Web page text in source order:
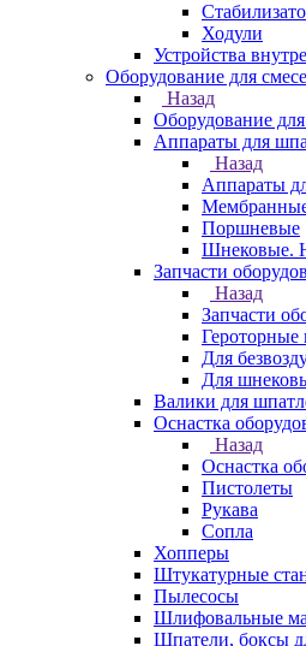
Ходули
Устройства
Оборудование для
Назад
Оборудование
Аппараты для
Назад
Аппараты
Поршневые
Шнековые.
Запчасти
Назад
Запчасти
Героторные
Для
Для
Валики для
Оснастка
Назад
Оснастка
Пистолеты
Рукава
Сопла
Хопперы
Штукатурные
Пылесосы
Шлифовальные
Шпатели, боксы